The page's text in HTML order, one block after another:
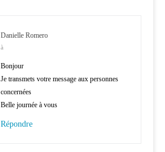
Danielle Romero
à
Bonjour
Je transmets votre message aux personnes
concernées
Belle journée à vous
Répondre